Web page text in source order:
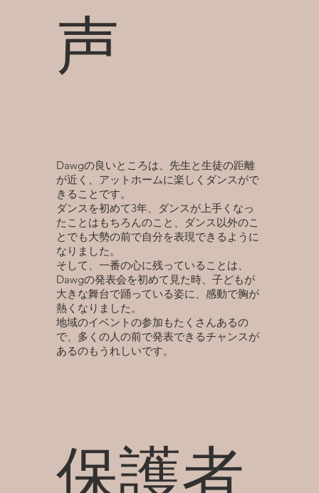
声
Dawgの良いところは、先生と生徒の距離
が近く、アットホームに楽しくダンスがで
きることです。
ダンスを初めて3年、ダンスが上手くなっ
たことはもちろんのこと、ダンス以外のこ
とでも大勢の前で自分を表現できるように
なりました。
そして、一番の心に残っていることは、
Dawgの発表会を初めて見た時、子どもが
大きな舞台で踊っている姿に、感動で胸が
熱くなりました。
地域のイベントの参加もたくさんあるの
で、多くの人の前で発表できるチャンスが
あるのもうれしいです。